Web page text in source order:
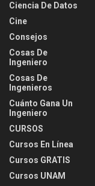
Ciencia De Datos
Cine
Consejos
Cosas De
Ingeniero
Cosas De
Ingenieros
Cuánto Gana Un
Ingeniero
CURSOS
Cursos En Línea
Cursos GRATIS
Cursos UNAM